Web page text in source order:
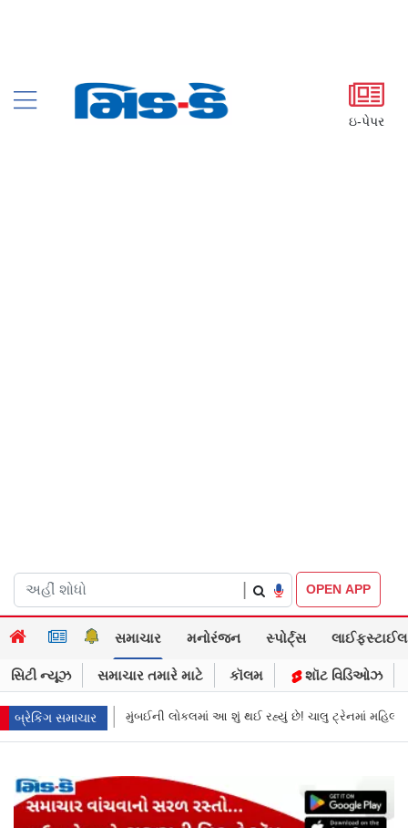
ઇ-પેપર
OPEN APP
સમાચાર મનોરંજન સ્પોર્ટ્સ લાઈફસ્ટાઈલ
સિટી ન્યૂઝ સમાચાર તમારે માટે કૉલમ શૉટ વિડિઓઝ
બ્રેકિંગ સમાચાર
બેલ્ટથી હુમલો અને પછી… થાઇલેન્ડની સ્કૂલમાં વિદ્યાર્થીનો અંધાધૂંધ